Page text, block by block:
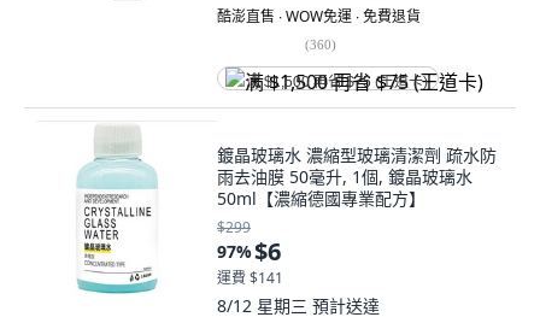
酷澎直售 ∙ WOW免運 ∙ 免費退貨
(360)
满 $1,500 再省 $75 (王道卡)
鍍晶玻璃水 濃縮型玻璃清潔劑 疏水防
雨去油膜 50毫升, 1個, 鍍晶玻璃水
50ml【濃縮德國專業配方】
$299
97%$6
運費 $141
8/12 星期三 預計送達